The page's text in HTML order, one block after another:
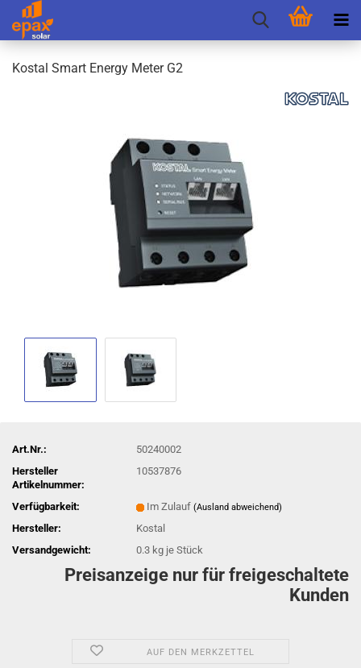
Kos­tal Smart En­er­gy Meter G2
Art.Nr.:
50240002
Hersteller
Artikelnummer:
10537876
Verfügbarkeit: Im Zulauf (Ausland abweichend)
Hersteller:
Kostal
Versandgewicht:
0.3 kg je Stück
Preisanzeige nur für freigeschaltete
Kunden
AUF DEN MERKZETTEL